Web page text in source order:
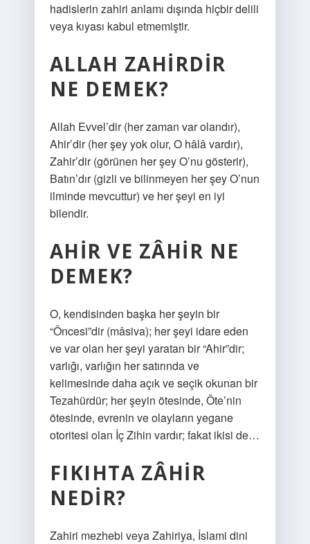
hadislerin zahiri anlamı dışında hiçbir delili
veya kıyası kabul etmemiştir.
ALLAH ZAHIRDIR
NE DEMEK?
Allah Evvel’dir (her zaman var olandır),
Ahir’dir (her şey yok olur, O hâlâ vardır),
Zahir’dir (görünen her şey O’nu gösterir),
Batın’dır (gizli ve bilinmeyen her şey O’nun
ilminde mevcuttur) ve her şeyi en iyi
bilendir.
AHIR VE ZÂHIR NE
DEMEK?
O, kendisinden başka her şeyin bir
“Öncesi”dir (mâsiva); her şeyi idare eden
ve var olan her şeyi yaratan bir “Ahir”dir;
varlığı, varlığın her satırında ve
kelimesinde daha açık ve seçik okunan bir
Tezahürdür; her şeyin ötesinde, Öte’nin
ötesinde, evrenin ve olayların yegane
otoritesi olan İç Zihin vardır; fakat ikisi de…
FIKIHTA ZÂHIR
NEDIR?
Zahiri mezhebi veya Zahiriya, İslami dini